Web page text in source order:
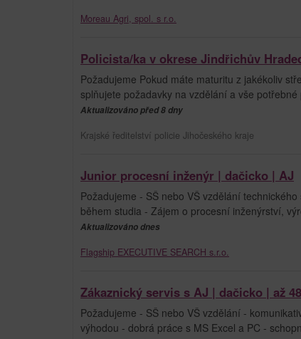
Moreau Agri, spol. s r.o.
Policista/ka v okrese Jindřichův
Požadujeme Pokud máte maturitu z jakékoliv
splňujete požadavky na vzdělání a vše potřebné
Aktualizováno před 8 dny
Krajské ředitelství policie Jihočeského kraje
Junior procesní inženýr | dačicko | AJ
Požadujeme - SŠ nebo VŠ vzdělání
během studia - Zájem o procesní inženýrství,
Aktualizováno dnes
Flagship EXECUTIVE SEARCH s.r.o.
Zákaznický servis s AJ | dačicko | až
Požadujeme - SŠ nebo VŠ vzdělání -
výhodou - dobrá práce s MS Excel a PC -